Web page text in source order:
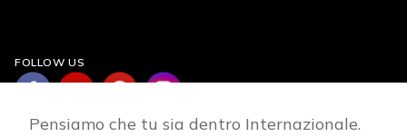
FOLLOW US
Pensiamo che tu sia dentro Internazionale.